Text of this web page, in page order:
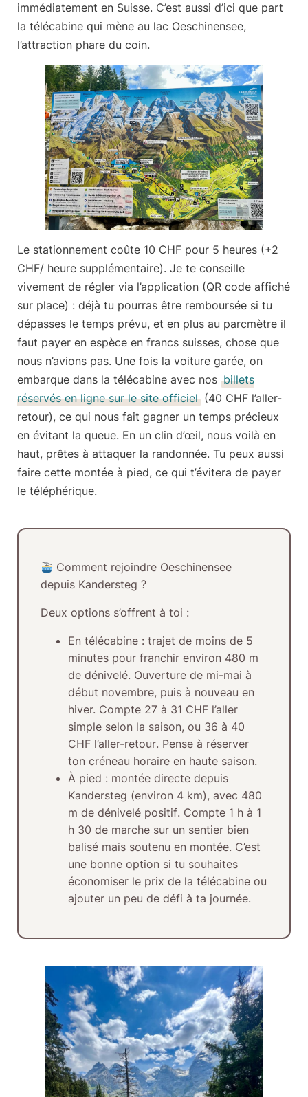
immédiatement en Suisse. C’est aussi d’ici que part
la télécabine qui mène au lac Oeschinensee,
l’attraction phare du coin.
Le stationnement coûte 10 CHF pour 5 heures (+2
CHF/ heure supplémentaire). Je te conseille
vivement de régler via l’application (QR code affiché
sur place) : déjà tu pourras être remboursée si tu
dépasses le temps prévu, et en plus au parcmètre il
faut payer en espèce en francs suisses, chose que
nous n’avions pas. Une fois la voiture garée, on
embarque dans la télécabine avec nos billets
réservés en ligne sur le site officiel (40 CHF l’aller-
retour), ce qui nous fait gagner un temps précieux
en évitant la queue. En un clin d’œil, nous voilà en
haut, prêtes à attaquer la randonnée. Tu peux aussi
faire cette montée à pied, ce qui t’évitera de payer
le téléphérique.
Comment rejoindre Oeschinensee
depuis Kandersteg ?
Deux options s’offrent à toi :
En télécabine: trajet de moins de 5
minutespour franchir environ 480 m
de dénivelé. Ouverture de mi-mai à
début novembre, puis à nouveau en
hiver. Compte 27 à 31 CHF l’aller
simpleselon la saison, ou 36 à 40
CHF l’aller-retour. Pense à réserver
ton créneau horaire en haute saison.
À pied : montée directe depuis
Kandersteg (environ 4 km), avec 480
m de dénivelé positif. Compte 1 h à 1
h 30 de marche sur un sentier bien
balisé mais soutenu en montée. C’est
une bonne option si tu souhaites
économiser le prix de la télécabine ou
ajouter un peu de défi à ta journée.